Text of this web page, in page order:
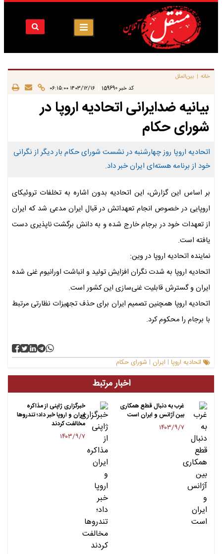
خانه | بین‌الملل
کد خبر 159690 ۱۴۰۳/۱۲/۱۶ ۰۶:۱۵:۰۰
بیانیه ضدایرانی اتحادیه اروپا در
شورای حکام
اتحادیه اروپا روز چهارشنبه در نشست شورای حکام بار دیگر از نگرانی
خود از برنامه هسته‌ای ایران خبر داد.
بر اساس این گزارش، این اتحادیه بدون اشاره به تخلفات تروئیکای
اروپایی در خصوص انجام تعهداتش در قبال ایران مدعی شد که ایران
از تعهدات خود در برجام خارج شده و به دانش برگشت ناپذیری دست
یافته است.
نماینده اتحادیه اروپا در وین:
اتحادیه اروپا به شدت نگران افزایش تولید و انباشت اورانیوم غنی شده
ایران و گسترش قابلیت غنی‌سازی این کشور است.
اتحادیه اروپا همچنین تصمیم ایران برای حذف تجهیزات نظارتی مرتبط
با برجام را محکوم کرد.
اتحادیه اروپا | ایران | شورای حکام
اخبار مرتبط
غرب به دنبال قطع همکاری
بین آژانس و ایران است
۱۴۰۳/۹/۷
خبرگزاری ژاپنی از مذاکره
ایران و اروپا خبر داد؛ تندروها
مخالفت کردند
۱۴۰۳/۹/۷